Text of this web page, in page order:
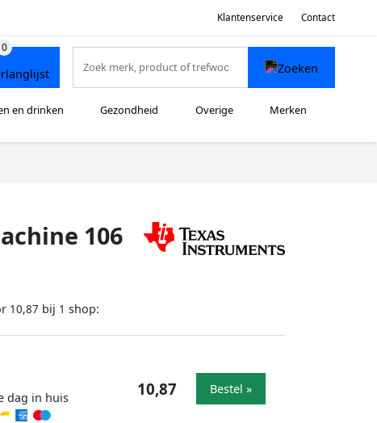
Klantenservice Contact
en drinken Gezondheid Overige Merken
106
10,87 bij 1 shop:
dag in huis
10,87 Bestel »